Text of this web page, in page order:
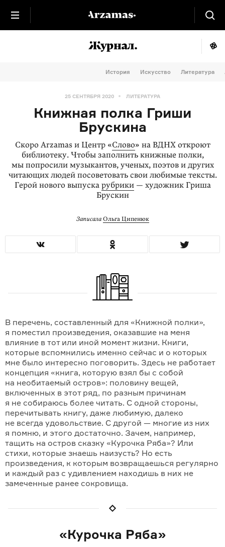
История Искусство Литература
25 СЕНТЯБРЯ 2020 ЛИТЕРАТУРА
Книжная полка Гриши
Брускина
Скоро Arzamas и Центр «Слово» на ВДНХ откроют
библиотеку. Чтобы заполнить книжные полки,
мы попросили музыкантов, ученых, поэтов и других
читающих людей посоветовать свои любимые тексты.
Герой нового выпуска рубрики— художник Гриша
Брускин
Записала Ольга Ципенюк
В перечень, составленный для «Книжной полки»,
я поместил произведения, оказавшие на меня
влияние в тот или иной момент жизни. Книги,
которые вспомнились именно сейчас и о которых
мне было интересно поговорить. Здесь не работает
концепция «книга, которую взял бы с собой
на необи­таемый остров»: половину вещей,
включенных в этот ряд, по разным причинам
я не собираюсь более читать. С одной стороны,
перечитывать книгу, даже любимую, далеко
не всегда удовольствие. С другой — многие из них
я помню, и этого достаточно. Зачем, например,
тащить на остров сказку «Курочка Ряба»? Или
стихи, которые знаешь наизусть? Но есть
произведения, к которым возвращаешься регулярно
и каждый раз с удивле­нием находишь в них не
замеченные ранее сокровища.
«Курочка Ряба»